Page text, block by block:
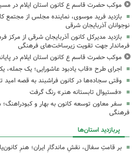
موکب حضرت قاسم ع کانون استان ایلام در
بازدید فرید موسوی، نماینده مجلس از مجتمع
نوجوانان آذربایجان شرقی
بازدید مدیرکل کانون آذربایجان شرقی از مرکز
فرماندار جهت تقویت زیرساخت‌های فرهنگی
موکب حضرت قاسم ع کانون استان ایلام در پایانه
اجرای طرح «قاب یادبود عاشورایی؛ یک جمله،
وقتی سجاده‌ها در کانون فراشبند به قصه امید
«فستیوال تابستانه هنر» رنگ گرفت
سفر معاون توسعه کانون به بهار و
فرهنگی
پربازدید استان‌ها
بر قامتِ سفال، نقشِ ماندگارِ ایران؛ هنرِ